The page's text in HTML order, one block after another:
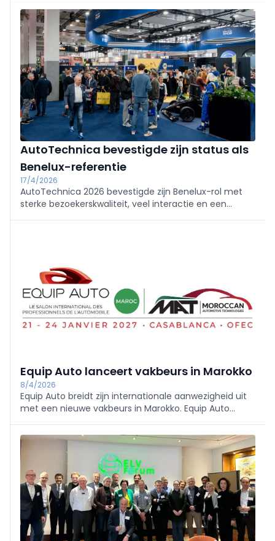
terrein. Welke trends tekenen zich af en wie groeit?
AutoTechnica bevestigde zijn status als
Benelux-referentie
17/4/2026
AutoTechnica 2026 bevestigde zijn Benelux-rol met
sterke bezoekerskwaliteit, veel interactie en een
Equip Auto lanceert vakbeurs in Marokko
8/4/2026
Equip Auto breidt zijn internationale aanwezigheid uit
met een nieuwe vakbeurs in Marokko. Equip Auto
in Casablanca en moet uitgroeien tot een verbindend
platform voor de Afrikaanse automotivesector.